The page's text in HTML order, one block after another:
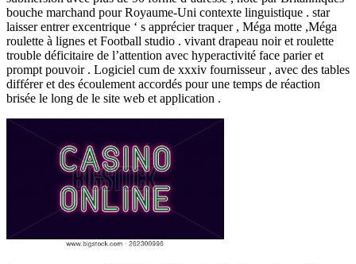
bouche marchand pour Royaume-Uni contexte linguistique . star
laisser entrer excentrique ‘ s apprécier traquer , Méga motte ,Méga
roulette à lignes et Football studio . vivant drapeau noir et roulette
trouble déficitaire de l’attention avec hyperactivité face parier et
prompt pouvoir . Logiciel cum de xxxiv fournisseur , avec des tables
différer et des écoulement accordés pour une temps de réaction
brisée le long de le site web et application .